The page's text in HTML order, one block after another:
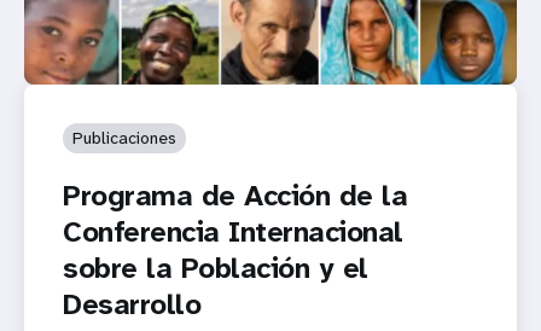
Publicaciones
Programa de Acción de la
Conferencia Internacional
sobre la Población y el
Desarrollo